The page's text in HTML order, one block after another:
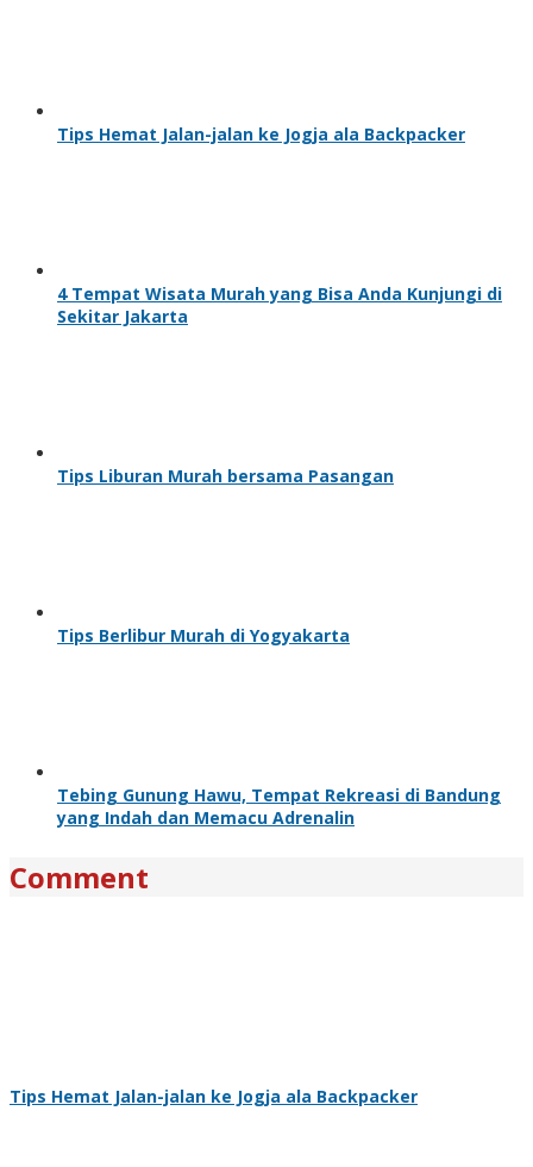
Tips Hemat Jalan-jalan ke Jogja ala Backpacker
4 Tempat Wisata Murah yang Bisa Anda Kunjungi di
Sekitar Jakarta
Tips Liburan Murah bersama Pasangan
Tips Berlibur Murah di Yogyakarta
Tebing Gunung Hawu, Tempat Rekreasi di Bandung
yang Indah dan Memacu Adrenalin
Comment
Tips Hemat Jalan-jalan ke Jogja ala Backpacker